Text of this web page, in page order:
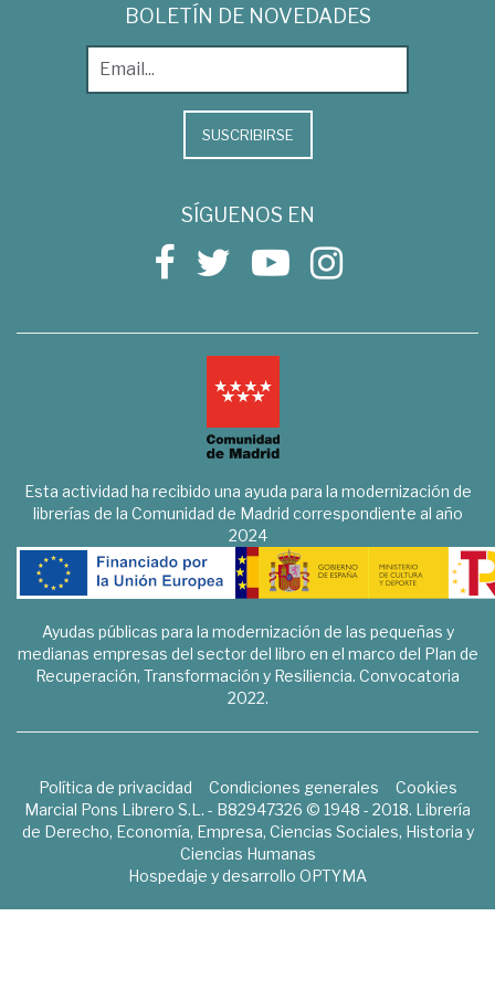
BOLETÍN DE NOVEDADES
SUSCRIBIRSE
SÍGUENOS EN
Esta actividad ha recibido una ayuda para la modernización de
librerías de la Comunidad de Madrid correspondiente al año
2024
Ayudas públicas para la modernización de las pequeñas y
medianas empresas del sector del libro en el marco del Plan de
Recuperación, Transformación y Resiliencia. Convocatoria
2022.
Política de privacidad Condiciones generales
Cookies
Marcial Pons Librero S.L. - B82947326 © 1948 - 2018. Librería
de Derecho, Economía, Empresa, Ciencias Sociales, Historia y
Ciencias Humanas
Hospedaje y desarrollo OPTYMA